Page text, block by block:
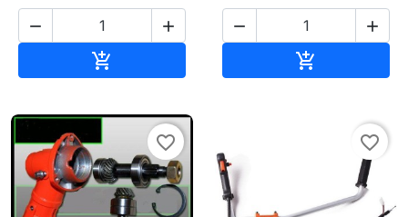
 

 

favorite_border favorite_border